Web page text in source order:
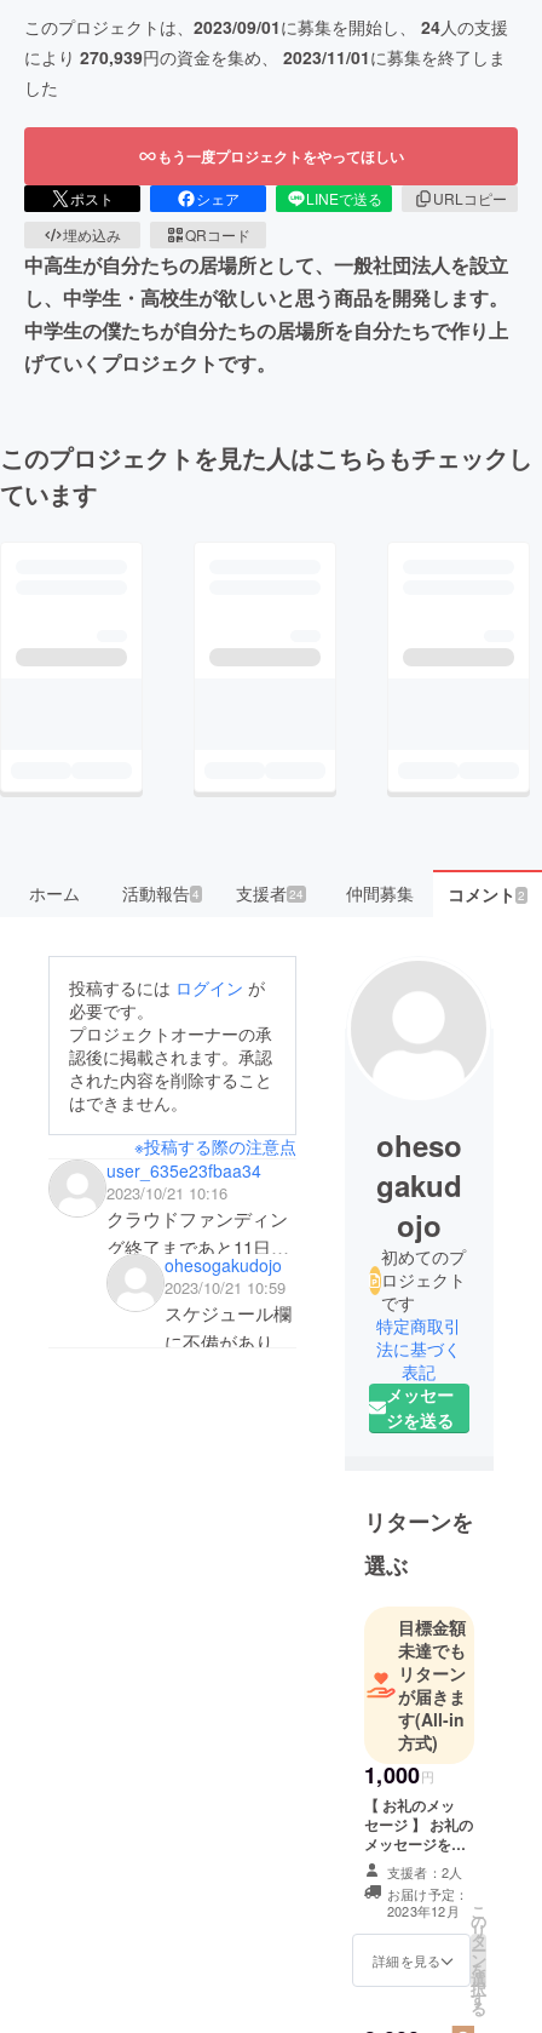
このプロジェクトは、 2023/09/01に募集を開始し、 24人の支援
により 270,939円の資金を集め、 2023/11/01に募集を終了しま
した
もう一度プロジェクトをやってほしい
ポスト シェア LINEで送る
URLコピー
埋め込み
QRコード
中高生が自分たちの居場所として、一般社団法人を設立
し、中学生・高校生が欲しいと思う商品を開発します。
中学生の僕たちが自分たちの居場所を自分たちで作り上
げていくプロジェクトです。
このプロジェクトを見た人はこちらもチェックし
ています
ホーム 活動報告4 支援者24 仲間募集 コメント2
投稿するには ログイン が
必要です。
プロジェクトオーナーの承
認後に掲載されます。承認
された内容を削除すること
はできません。
※投稿する際の注意点
user_635e23fbaa34
2023/10/21 10:16
クラウドファンディン
グ終了まであと11日
（11月？）と表示され
ています。
スケジュールの欄には
ohesogakudojo
2023/10/21 10:59
スケジュール欄
に不備があり申
oheso
gakud
ojo
初めてのプ
ロジェクト
です
特定商取引
法に基づく
表記
メッセー
ジを送る
リターンを
選ぶ
目標金額
未達でも
リターン
が届きま
す(All-in
方式)
1,000円
【 お礼のメッ
セージ 】 お礼の
メッセージを送
らせていただき
ます。 〈 内容
〉 ・お礼のメッ
セージ ※ 上乗せ
支援も大歓迎で
す ※ ひとり1回
支援者：2人
お届け予定：
2023年12月
詳細を見る
こ
の
リ
タ
ー
ン
を
選
択
す
る